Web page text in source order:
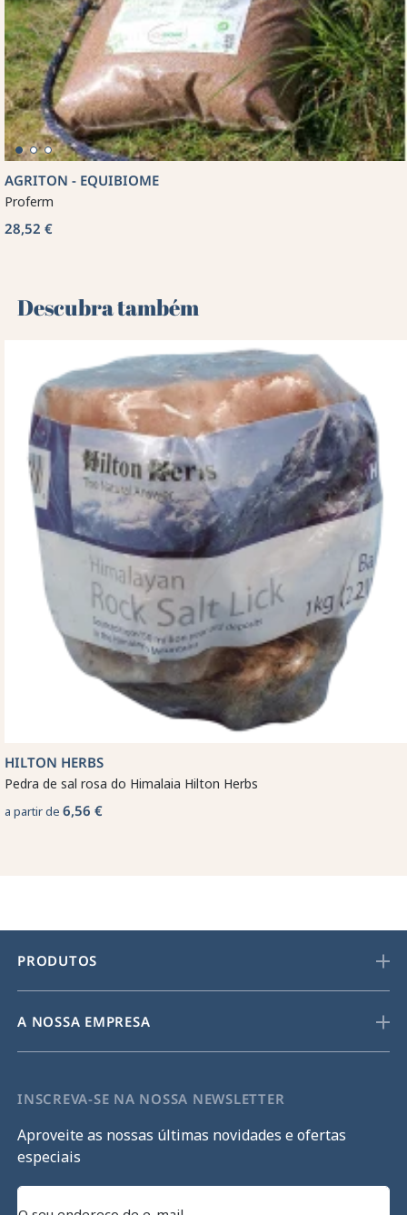
AGRITON - EQUIBIOME
Proferm
28,52 €
Descubra também 🌻
HILTON HERBS
Pedra de sal rosa do Himalaia Hilton Herbs
a partir de 6,56 €
PRODUTOS
A NOSSA EMPRESA
INSCREVA-SE NA NOSSA NEWSLETTER
Aproveite as nossas últimas novidades e ofertas
especiais